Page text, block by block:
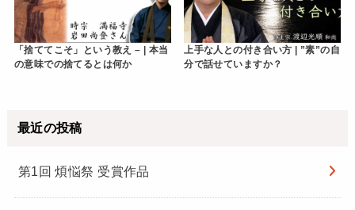
「捨ててこそ」という教え – | 本当
の意味での捨てるとは何か
上手な人との付き合い方 | ”素”の自
分で話せていますか？
最近の投稿
第1回 煩悩祭 受賞作品